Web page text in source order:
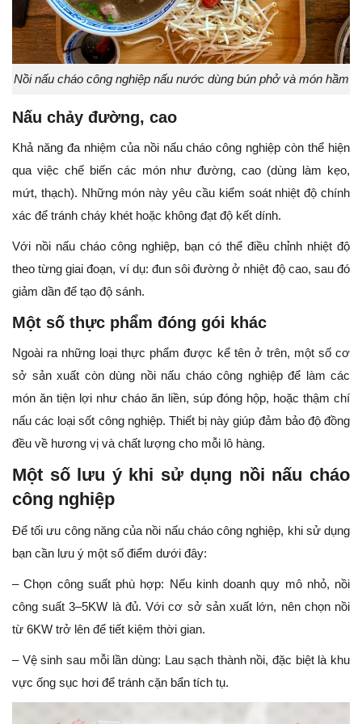
Nồi nấu cháo công nghiệp nấu nước dùng bún phở và món hầm
Nấu chảy đường, cao
Khả năng đa nhiệm của nồi nấu cháo công nghiệp còn thể hiện
qua việc chế biến các món như đường, cao (dùng làm kẹo,
mứt, thạch). Những món này yêu cầu kiểm soát nhiệt độ chính
xác để tránh cháy khét hoặc không đạt độ kết dính.
Với nồi nấu cháo công nghiệp, bạn có thể điều chỉnh nhiệt độ
theo từng giai đoạn, ví dụ: đun sôi đường ở nhiệt độ cao, sau đó
giảm dần để tạo độ sánh.
Một số thực phẩm đóng gói khác
Ngoài ra những loại thực phẩm được kể tên ở trên, một số cơ
sở sản xuất còn dùng nồi nấu cháo công nghiệp để làm các
món ăn tiện lợi như cháo ăn liền, súp đóng hộp, hoặc thậm chí
nấu các loại sốt công nghiệp. Thiết bị này giúp đảm bảo độ đồng
đều về hương vị và chất lượng cho mỗi lô hàng.
Một số lưu ý khi sử dụng nồi nấu cháo
công nghiệp
Để tối ưu công năng của nồi nấu cháo công nghiệp, khi sử dụng
bạn cần lưu ý một số điểm dưới đây:
– Chọn công suất phù hợp: Nếu kinh doanh quy mô nhỏ, nồi
công suất 3–5KW là đủ. Với cơ sở sản xuất lớn, nên chọn nồi
từ 6KW trở lên để tiết kiệm thời gian.
– Vệ sinh sau mỗi lần dùng: Lau sạch thành nồi, đặc biệt là khu
vực ống sục hơi để tránh cặn bẩn tích tụ.